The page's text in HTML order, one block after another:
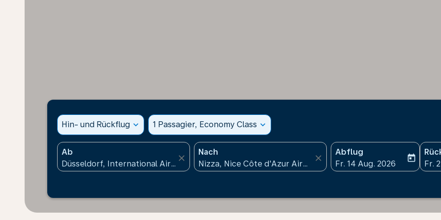
Hin- und Rückflug expand_more 1 Passagier, Economy Class expand_more
Ab
close
Nach
close
Abflug
fc-booking-departure-
Fr. 14 Aug. 2026
today
fc-
Fr.